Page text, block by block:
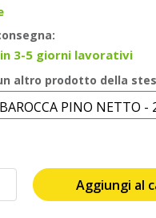
in 3-5 giorni lavorativi
altro prodotto della
Aggiungi al